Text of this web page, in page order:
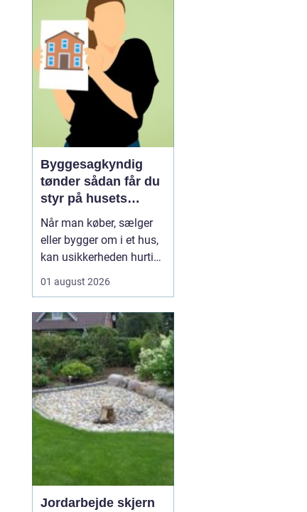
tæt og har gamle træer,
er kontrolleret
topkapning ofte den
mest sikre løs...
Byggesagkyndig
tønder sådan får du
styr på husets
tilstand
Når man køber, sælger
eller bygger om i et hus,
kan usikkerheden hurtigt
skjulte fejl gemmer sig i
installationerne lovlige?
Og hvordan står det til
med energiforbruget i en
tid, hvor varmeregningen
fylder ...
01 august 2026
Jordarbejde skjern